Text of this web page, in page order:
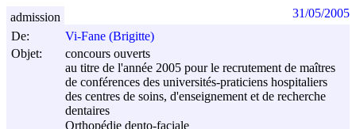
De:
Vi-Fane (Brigitte)
Objet:
concours ouverts
au titre de l'année 2005 pour le recrutement de maîtres
de conférences des universités-praticiens hospitaliers
des centres de soins, d'enseignement et de recherche
dentaires
Orthopédie dento-faciale
admission 31/05/2005